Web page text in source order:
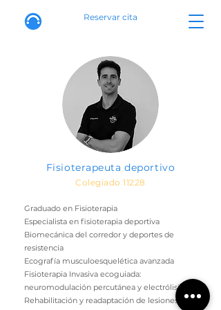
Reservar cita
Fisioterapeuta deportivo
Colegiado 11228
Graduado en Fisioterapia
Especialista en fisioterapia deportiva
Biomecánica del corredor y deportes de
resistencia
Ecografía musculoesquelética avanzada
Fisioterapia Invasiva ecoguiada:
neuromodulación percutánea y electrólisis
Rehabilitación y readaptación de lesiones